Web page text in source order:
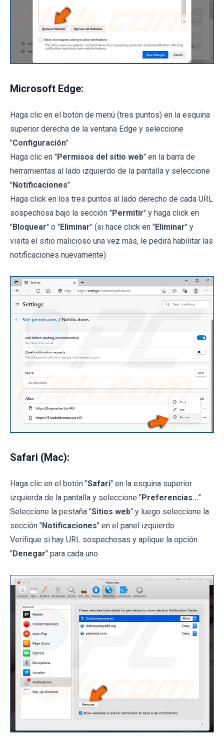
Microsoft Edge:
Haga clic en el botón de menú (tres puntos) en la esquina
superior derecha de la ventana Edge y seleccione
"Configuración"
Haga clic en "Permisos del sitio web" en la barra de
herramientas al lado izquierdo de la pantalla y seleccione
"Notificaciones"
Haga click en los tres puntos al lado derecho de cada URL
sospechosa bajo la sección "Permitir" y haga click en
"Bloquear" o "Eliminar" (si hace click en "Eliminar" y
visita el sitio malicioso una vez más, le pedirá habilitar las
notificaciones nuevamente)
Safari (Mac):
Haga clic en el botón "Safari" en la esquina superior
izquierda de la pantalla y seleccione "Preferencias..."
Seleccione la pestaña "Sitios web" y luego seleccione la
sección "Notificaciones" en el panel izquierdo
Verifique si hay URL sospechosas y aplique la opción
"Denegar" para cada uno